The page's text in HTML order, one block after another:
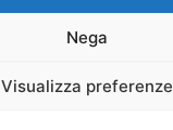
Nega
Visualizza preferenze